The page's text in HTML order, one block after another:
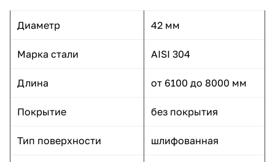
Диаметр 42 мм
Марка стали AISI 304
Длина от 6100 до 8000 мм
Покрытие без покрытия
Тип поверхности шлифованная